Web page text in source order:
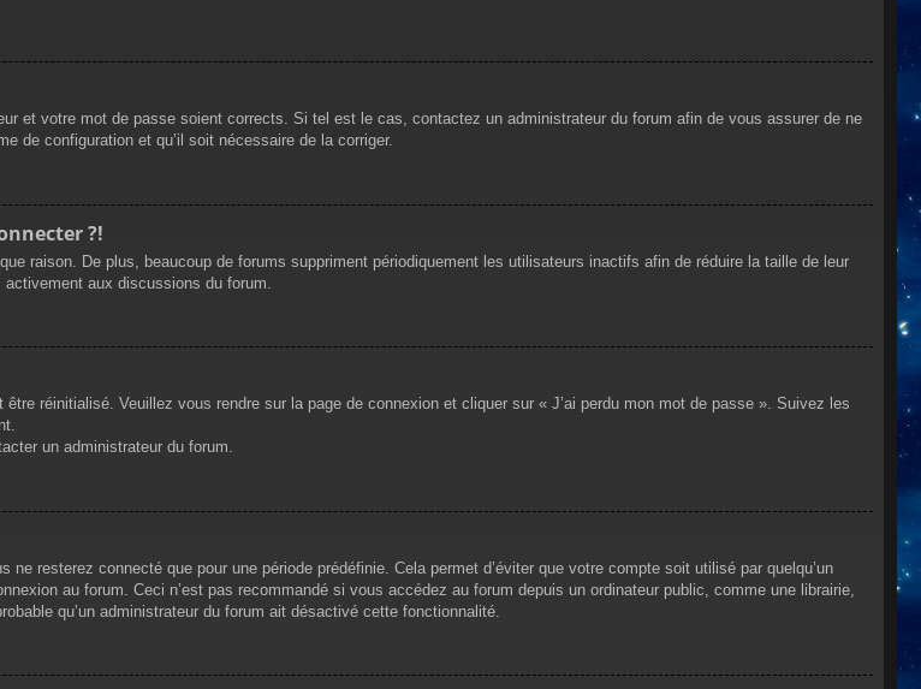
et votre mot de passe soient corrects. Si tel est le cas, contactez un administrateur du forum afin de vous assurer de ne
de configuration et qu’il soit nécessaire de la corriger.
?!
raison. De plus, beaucoup de forums suppriment périodiquement les utilisateurs inactifs afin de réduire la taille de leur
aux discussions du forum.
réinitialisé. Veuillez vous rendre sur la page de connexion et cliquer sur « J’ai perdu mon mot de passe ». Suivez les
un administrateur du forum.
resterez connecté que pour une période prédéfinie. Cela permet d’éviter que votre compte soit utilisé par quelqu’un
au forum. Ceci n’est pas recommandé si vous accédez au forum depuis un ordinateur public, comme une librairie,
qu’un administrateur du forum ait désactivé cette fonctionnalité.